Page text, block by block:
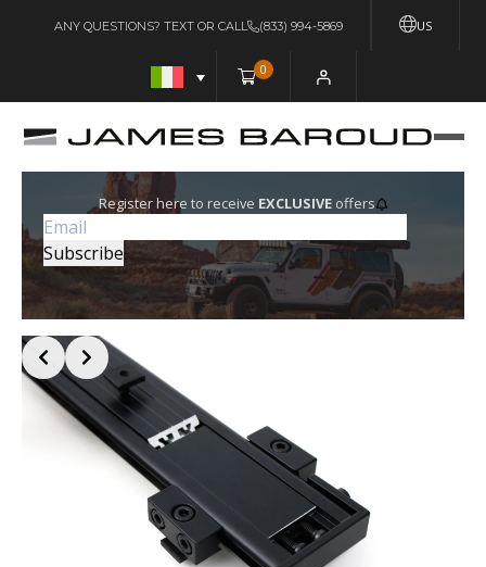
US
ANY QUESTIONS? TEXT OR CALL (833) 994-5869
0
Register here to receive EXCLUSIVEoffers